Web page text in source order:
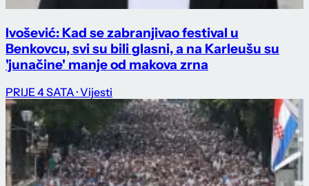
Ivošević: Kad se zabranjivao festival u
Benkovcu, svi su bili glasni, a na Karleušu su
'junačine' manje od makova zrna
PRIJE 4 SATA · Vijesti